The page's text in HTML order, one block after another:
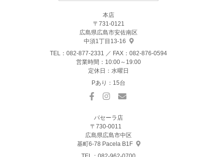
本店
〒731-0121
広島県広島市安佐南区
中須1丁目13-16
TEL： 082-877-2331 ／ FAX：082-876-0594
営業時間：10:00～19:00
定休日：水曜日
Pあり：15台
パセーラ店
〒730-0011
広島県広島市中区
基町6-78 Pacela B1F